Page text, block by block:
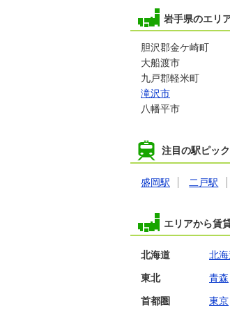
岩手県のエリ
胆沢郡金ケ崎町
大船渡市
九戸郡軽米町
滝沢市
八幡平市
注目の駅ピッ
盛岡駅 二戸駅
エリアから賃
北海道 北海
東北 青森
首都圏 東京